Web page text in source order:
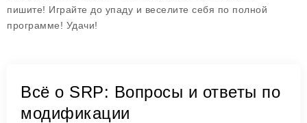
пишите! Играйте до упаду и веселите себя по полной
программе! Удачи!
Всё о SRP: Вопросы и ответы по
модификации